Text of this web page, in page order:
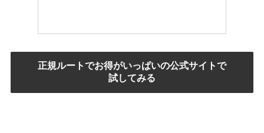
正規ルートでお得がいっぱいの公式サイトで
試してみる